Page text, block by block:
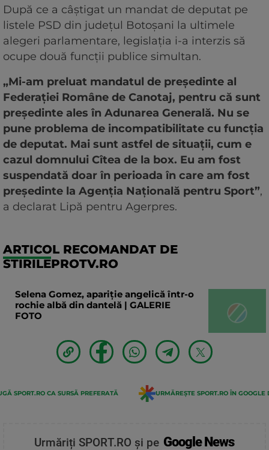
După ce a câștigat un mandat de deputat pe
listele PSD din județul Botoșani la ultimele
alegeri parlamentare, legislația i-a interzis să
ocupe două funcții publice simultan.
„Mi-am preluat mandatul de președinte al
Federației Române de Canotaj, pentru că sunt
președinte ales în Adunarea Generală. Nu se
pune problema de incompatibilitate cu funcția
de deputat. Mai sunt astfel de situații, cum e
cazul domnului Cîtea de la box. Eu am fost
suspendată doar în perioada în care am fost
președinte la Agenția Națională pentru Sport”,
a declarat Lipă pentru Agerpres.
ARTICOL RECOMANDAT DE
STIRILEPROTV.RO
Selena Gomez, apariție angelică într-o
rochie albă din dantelă | GALERIE
FOTO
SPORT.RO CA SURSĂ PREFERATĂ URMĂREȘTE SPORT.RO ÎN GOOGLE
Urmăriți SPORT.RO și pe Google News